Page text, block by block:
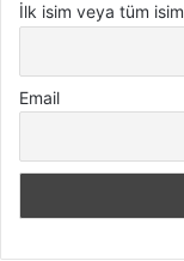
İlk isim veya tüm isim
Email